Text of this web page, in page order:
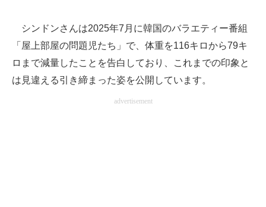
シンドンさんは2025年7月に韓国のバラエティー番組
「屋上部屋の問題児たち」で、体重を116キロから79キ
ロまで減量したことを告白しており、これまでの印象と
は見違える引き締まった姿を公開しています。
advertisement